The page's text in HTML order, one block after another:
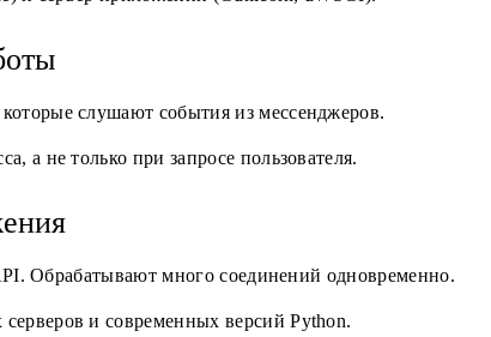
слушают события из мессенджеров.
а не только при запросе пользователя.
Обрабатывают много соединений одновременно.
и современных версий Python.